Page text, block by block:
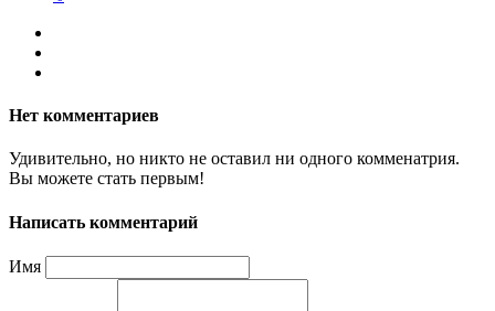
Нет комментариев
Удивительно, но никто не оставил ни одного комменатрия.
Вы можете стать первым!
Написать комментарий
Имя